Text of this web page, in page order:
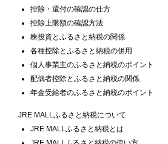
控除・還付の確認の仕方
控除上限額の確認方法
株投資とふるさと納税の関係
各種控除とふるさと納税の併用
個人事業主のふるさと納税のポイント
配偶者控除とふるさと納税の関係
年金受給者のふるさと納税のポイント
JRE MALLふるさと納税について
JRE MALLふるさと納税とは